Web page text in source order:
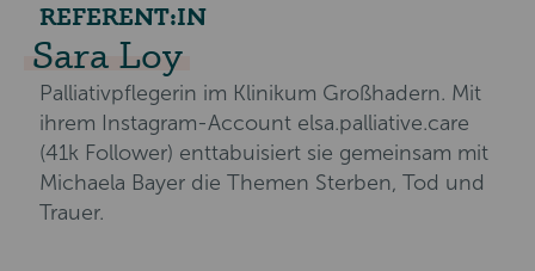
REFERENT:IN
Sara Loy
Palliativpflegerin im Klinikum Großhadern. Mit
ihrem Instagram-Account elsa.palliative.care
(41k Follower) enttabuisiert sie gemeinsam mit
Michaela Bayer die Themen Sterben, Tod und
Trauer.